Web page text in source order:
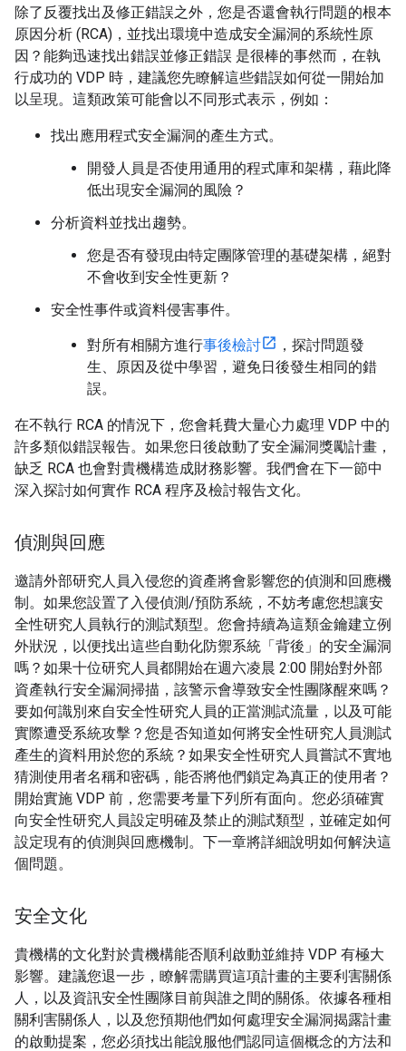
除了反覆找出及修正錯誤之外，您是否還會執行問題的根本
原因分析 (RCA)，並找出環境中造成安全漏洞的系統性原
因？能夠迅速找出錯誤並修正錯誤 是很棒的事然而，在執
行成功的 VDP 時，建議您先瞭解這些錯誤如何從一開始加
以呈現。這類政策可能會以不同形式表示，例如：
找出應用程式安全漏洞的產生方式。
開發人員是否使用通用的程式庫和架構，藉此降
低出現安全漏洞的風險？
分析資料並找出趨勢。
您是否有發現由特定團隊管理的基礎架構，絕對
不會收到安全性更新？
安全性事件或資料侵害事件。
對所有相關方進行事後檢討
，探討問題發
生、原因及從中學習，避免日後發生相同的錯
誤。
在不執行 RCA 的情況下，您會耗費大量心力處理 VDP 中的
許多類似錯誤報告。如果您日後啟動了安全漏洞獎勵計畫，
缺乏 RCA 也會對貴機構造成財務影響。我們會在下一節中
深入探討如何實作 RCA 程序及檢討報告文化。
偵測與回應
邀請外部研究人員入侵您的資產將會影響您的偵測和回應機
制。如果您設置了入侵偵測/預防系統，不妨考慮您想讓安
全性研究人員執行的測試類型。您會持續為這類金鑰建立例
外狀況，以便找出這些自動化防禦系統「背後」的安全漏洞
嗎？如果十位研究人員都開始在週六凌晨 2:00 開始對外部
資產執行安全漏洞掃描，該警示會導致安全性團隊醒來嗎？
要如何識別來自安全性研究人員的正當測試流量，以及可能
實際遭受系統攻擊？您是否知道如何將安全性研究人員測試
產生的資料用於您的系統？如果安全性研究人員嘗試不實地
猜測使用者名稱和密碼，能否將他們鎖定為真正的使用者？
開始實施 VDP 前，您需要考量下列所有面向。您必須確實
向安全性研究人員設定明確及禁止的測試類型，並確定如何
設定現有的偵測與回應機制。下一章將詳細說明如何解決這
個問題。
安全文化
貴機構的文化對於貴機構能否順利啟動並維持 VDP 有極大
影響。建議您退一步，瞭解需購買這項計畫的主要利害關係
人，以及資訊安全性團隊目前與誰之間的關係。依據各種相
關利害關係人，以及您預期他們如何處理安全漏洞揭露計畫
的啟動提案，您必須找出能說服他們認同這個概念的方法和